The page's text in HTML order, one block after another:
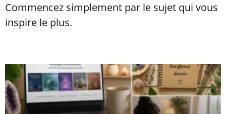
Commencez simplement par le sujet qui vous
inspire le plus.